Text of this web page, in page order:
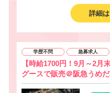
詳細
学歴不問 急募求人
【時給1700円！9月～2月
グースで販売＠阪急うめ